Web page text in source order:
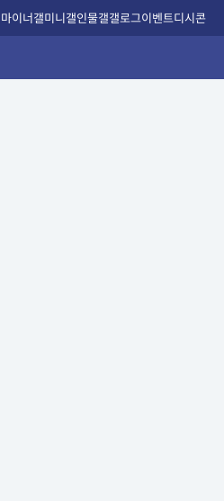
마이너갤미니갤인물갤갤로그이벤트디시콘